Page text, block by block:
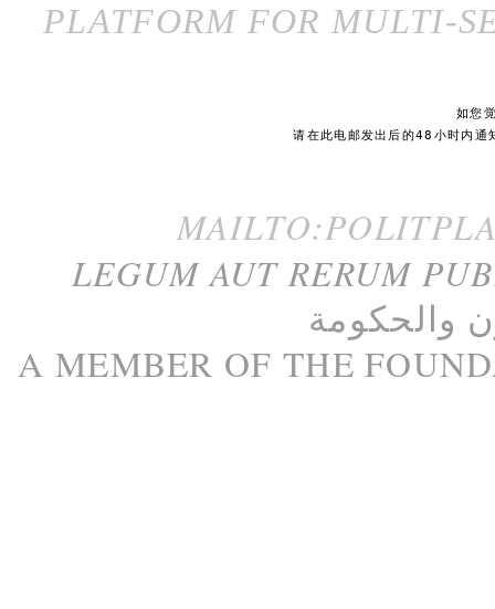
PLATFORM FOR MULTI-
如您
请在此电邮发出后的48小时内通
LEGUM AUT RERUM
والحكومة
A MEMBER OF THE